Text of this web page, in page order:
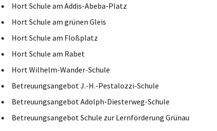
Hort Schule am Addis-Abeba-Platz
Hort Schule am grünen Gleis
Hort Schule am Floßplatz
Hort Schule am Rabet
Hort Wilhelm-Wander-Schule
Betreuungsangebot J.-H.-Pestalozzi-Schule
Betreuungsangebot Adolph-Diesterweg-Schule
Betreuungsangebot Schule zur Lernförderung Grünau